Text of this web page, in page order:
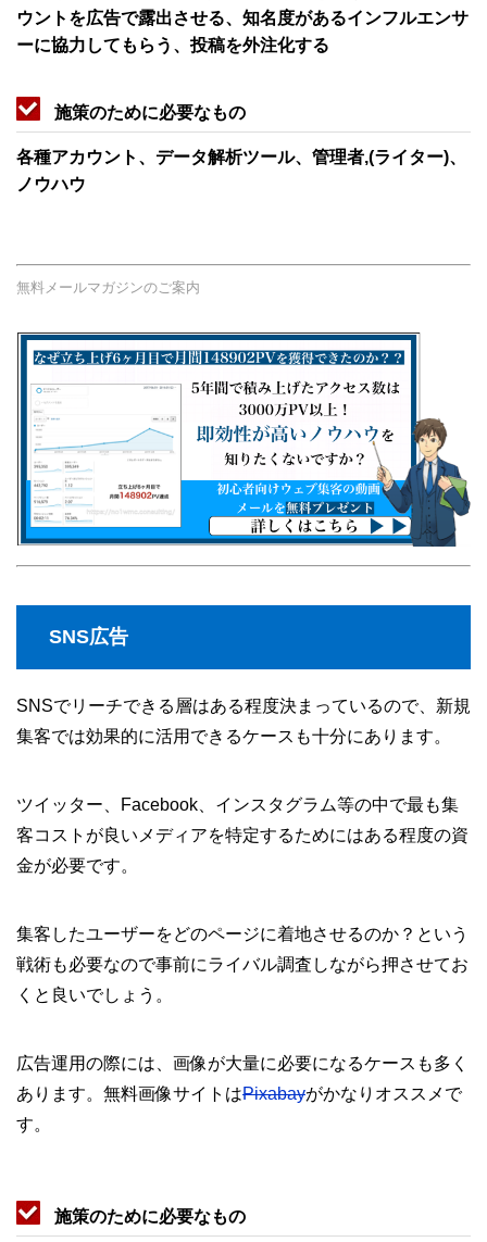
ウントを広告で露出させる、知名度があるインフルエンサ
ーに協力してもらう、投稿を外注化する
施策のために必要なもの
各種アカウント、データ解析ツール、管理者,(ライター)、
ノウハウ
無料メールマガジンのご案内
SNS広告
SNSでリーチできる層はある程度決まっているので、新規
集客では効果的に活用できるケースも十分にあります。
ツイッター、Facebook、インスタグラム等の中で最も集
客コストが良いメディアを特定するためにはある程度の資
金が必要です。
集客したユーザーをどのページに着地させるのか？という
戦術も必要なので事前にライバル調査しながら押させてお
くと良いでしょう。
広告運用の際には、画像が大量に必要になるケースも多く
あります。無料画像サイトはPixabayがかなりオススメで
す。
施策のために必要なもの